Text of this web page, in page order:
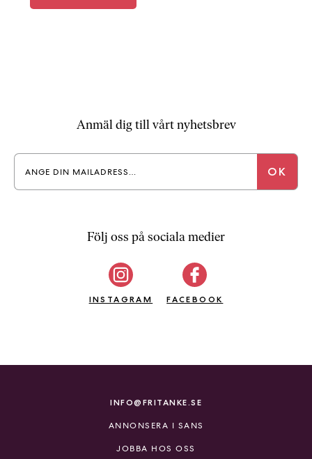
Anmäl dig till vårt nyhetsbrev
Följ oss på sociala medier
INSTAGRAM FACEBOOK
INFO@FRITANKE.SE
ANNONSERA I SANS
JOBBA HOS OSS